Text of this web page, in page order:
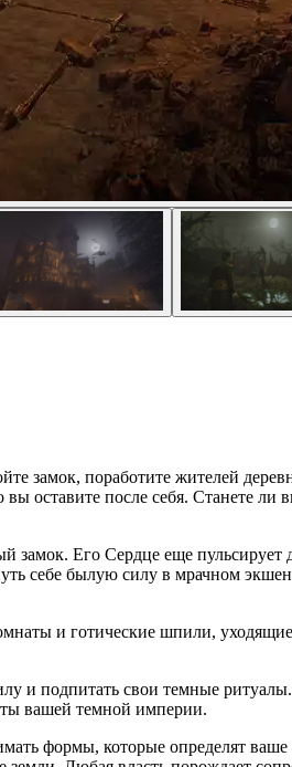
замок, поработите жителей
оставите после себя. Станете
замок. Его Сердце еще
себе былую силу в мрачном
и готические шпили,
и подпитать свои темные
вашей темной империи.
формы, которые определят